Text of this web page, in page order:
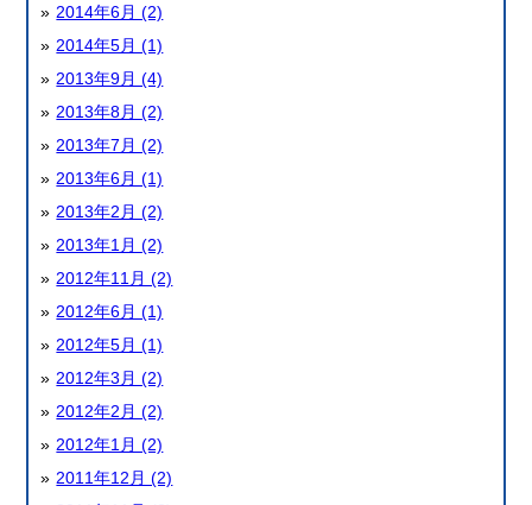
2014年6月 (2)
2014年5月 (1)
2013年9月 (4)
2013年8月 (2)
2013年7月 (2)
2013年6月 (1)
2013年2月 (2)
2013年1月 (2)
2012年11月 (2)
2012年6月 (1)
2012年5月 (1)
2012年3月 (2)
2012年2月 (2)
2012年1月 (2)
2011年12月 (2)